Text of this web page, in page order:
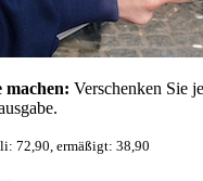
machen: Verschenken Sie
72,90, ermäßigt: 38,90